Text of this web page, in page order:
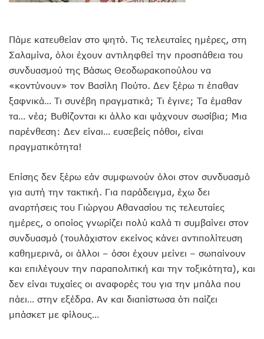
Πάμε κατευθείαν στο ψητό. Τις τελευταίες ημέρες, στη
Σαλαμίνα, όλοι έχουν αντιληφθεί την προσπάθεια του
συνδυασμού της Βάσως Θεοδωρακοπούλου να
«κοντύνουν» τον Βασίλη Πούτο. Δεν ξέρω τι έπαθαν
ξαφνικά… Τι συνέβη πραγματικά; Τι έγινε; Τα έμαθαν
τα… νέα; Βυθίζονται κι άλλο και ψάχνουν σωσίβια; Μια
παρένθεση: Δεν είναι… ευσεβείς πόθοι, είναι
πραγματικότητα!
Επίσης δεν ξέρω εάν συμφωνούν όλοι στον συνδυασμό
για αυτή την τακτική. Για παράδειγμα, έχω δει
αναρτήσεις του Γιώργου Αθανασίου τις τελευταίες
ημέρες, ο οποίος γνωρίζει πολύ καλά τι συμβαίνει στον
συνδυασμό (τουλάχιστον εκείνος κάνει αντιπολίτευση
καθημερινά, οι άλλοι – όσοι έχουν μείνει – σωπαίνουν
και επιλέγουν την παραπολιτική και την τοξικότητα), και
δεν είναι τυχαίες οι αναφορές του για την μπάλα που
πάει… στην εξέδρα. Αν και διαπίστωσα ότι παίζει
μπάσκετ με φίλους…